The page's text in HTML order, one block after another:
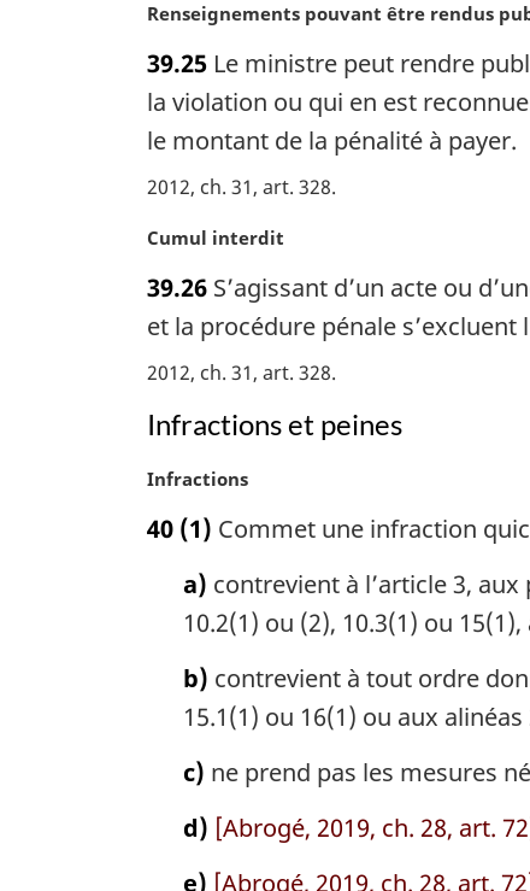
l
:
N
t
e
a
r
i
a
l
:
Renseignements pouvant être rendus
39.25 Le ministre peut rendre
la violation ou qui en est
le montant de la pénalité à payer.
2012, ch. 31, art. 328
N
t
e
a
g
n
a
l
Cumul interdit
39.26 S’agissant d’un acte ou
et la procédure pénale s’excluent
2012, ch. 31, art. 328
Infractions et peines
N
t
Infractions
40 (1) Commet une infraction
a) contrevient à l’article 3,
10.2(1) ou (2), 10.3(1) ou
b) contrevient à tout ordre
15.1(1) ou 16(1) ou aux
c) ne prend pas les mesures
d) [Abrogé, 2019, ch. 28, art.
e) [Abrogé, 2019, ch. 28, art.